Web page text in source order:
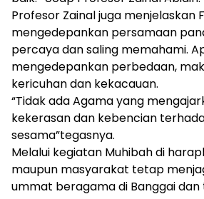
Profesor Zainal juga menjelaskan
mengedepankan persamaan
percaya dan saling memahami.
mengedepankan perbedaan,
kericuhan dan kekacauan.
“Tidak ada Agama yang
kekerasan dan kebencian
sesama”tegasnya.
Melalui kegiatan Muhibah di
maupun masyarakat tetap
ummat beragama di Banggai